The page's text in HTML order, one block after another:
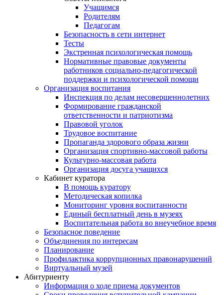
Учащимся
Родителям
Педагогам
Безопасность в сети интернет
Тесты
Экстренная психологическая помощь
Нормативные правовые документы
работников социально-педагогической
поддержки и психологической помощи
Организация воспитания
Инспекция по делам несовершеннолетних
Формирование гражданской
ответственности и патриотизма
Правовой уголок
Трудовое воспитание
Пропаганда здорового образа жизни
Организация спортивно-массовой работы
Культурно-массовая работа
Организация досуга учащихся
Кабинет куратора
В помощь куратору
Методическая копилка
Мониторинг уровня воспитанности
Единый бесплатный день в музеях
Воспитательная работа во внеучебное время
Безопасное поведение
Объединения по интересам
Планирование
Профилактика коррупционных правонарушений
Виртуальный музей
Абитуриенту
Информация о ходе приема документов